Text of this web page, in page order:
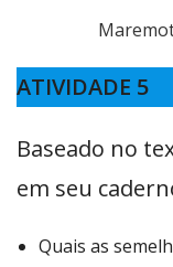
ATIVIDADE 5
Baseado no
em seu
Quais as